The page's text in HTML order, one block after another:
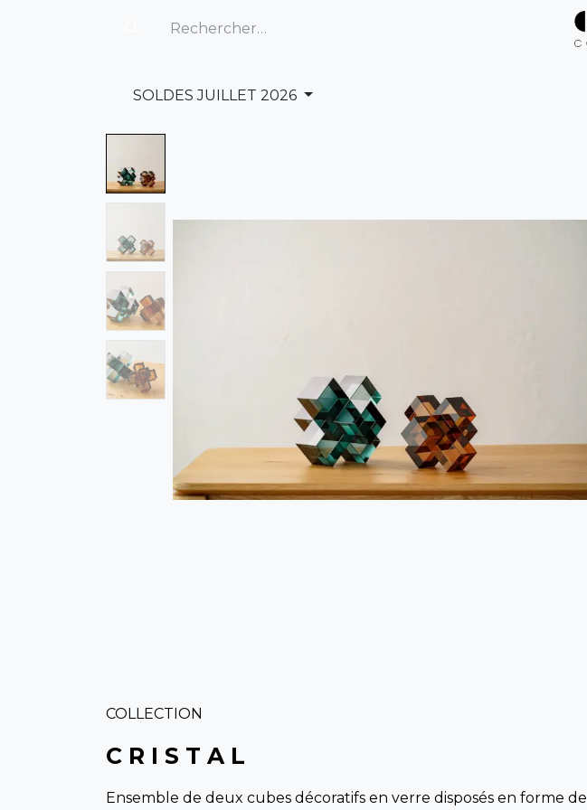
SOLDES JUILLET 2026
COLLECTION
C R I S T A L
Ensemble de deux cubes décoratifs en verre disposés en forme de